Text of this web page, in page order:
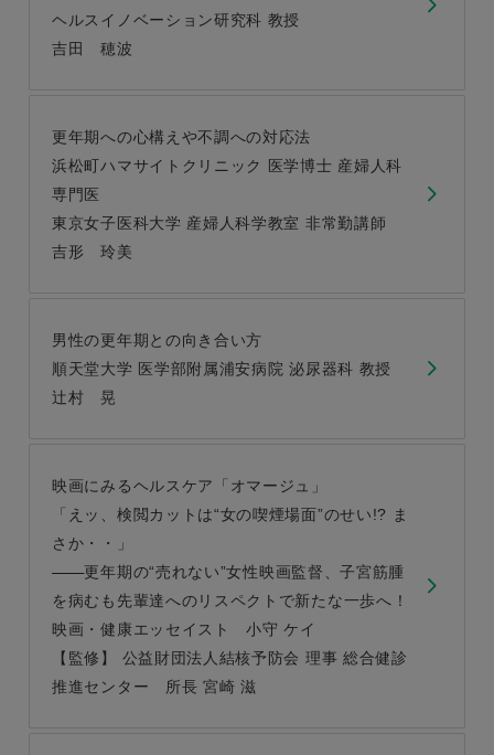
ヘルスイノベーション研究科 教授
吉田 穂波
更年期への心構えや不調への対応法
浜松町ハマサイトクリニック 医学博士 産婦人科
専門医
東京女子医科大学 産婦人科学教室 非常勤講師
吉形 玲美
男性の更年期との向き合い方
順天堂大学 医学部附属浦安病院 泌尿器科 教授
辻󠄀村 晃
映画にみるヘルスケア「オマージュ」
「えッ、検閲カットは“女の喫煙場面”のせい!? ま
さか・・」
更年期の“売れない”女性映画監督、子宮筋腫
を病むも先輩達へのリスペクトで新たな一歩へ！
映画・健康エッセイスト 小守 ケイ
【監修】 公益財団法人結核予防会 理事 総合健診
推進センター 所長 宮崎 滋